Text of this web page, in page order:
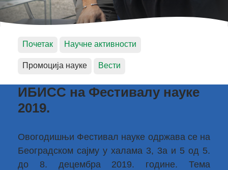
Почетак Научне активности
Промоција науке Вести
ИБИСС на Фестивалу науке
2019.
Овогодишњи Фестивал науке одржава се на
Београдском сајму у халама 3, 3а и 5 од 5.
до 8. децембра 2019. године. Тема